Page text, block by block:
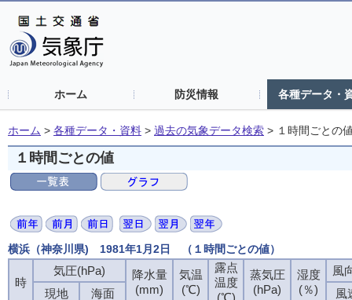
ホーム 防災情報 各種データ・
ホーム > 各種データ・資料 > 過去の気象データ検索 > １時間ごとの
１時間ごとの値
横浜（神奈川県) 1981年1月2日 （１時間ごとの値）
時
気圧(hPa)
降水量
(mm)
気温
(℃)
露点
温度
(℃)
蒸気圧
(hPa)
湿度
(％)
風
現地
海面
風